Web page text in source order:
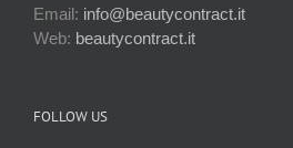
Email: info@beautycontract.it
Web: beautycontract.it
FOLLOW US